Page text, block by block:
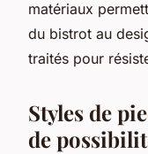
matériaux
du bistrot au
traités pour
Styles de
de